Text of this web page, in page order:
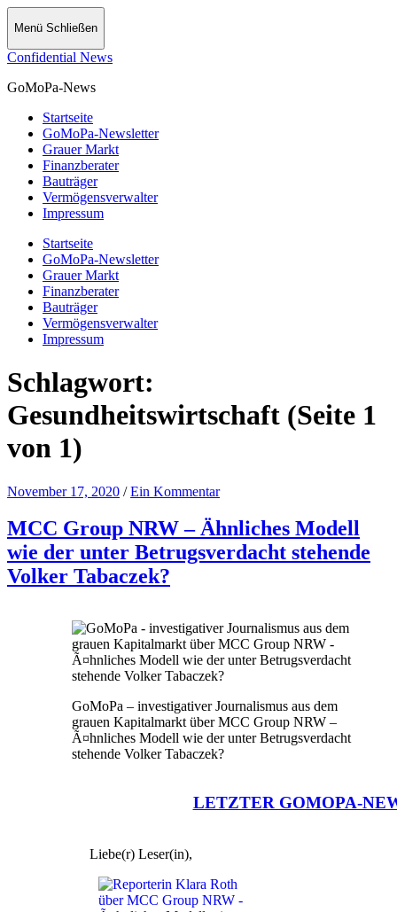
Menü Schließen
Confidential News
GoMoPa-News
Startseite
GoMoPa-Newsletter
Grauer Markt
Finanzberater
Bauträger
Vermögensverwalter
Impressum
Startseite
GoMoPa-Newsletter
Grauer Markt
Finanzberater
Bauträger
Vermögensverwalter
Impressum
Schlagwort:
Gesundheitswirtschaft (Seite 1
von 1)
November 17, 2020 / Ein Kommentar
MCC Group NRW – Ähnliches Modell
wie der unter Betrugsverdacht stehende
Volker Tabaczek?
GoMoPa – investigativer Journalismus aus dem
grauen Kapitalmarkt über MCC Group NRW –
Ã¤hnliches Modell wie der unter Betrugsverdacht
stehende Volker Tabaczek?
LETZTER GOMOPA-
Liebe(r) Leser(in),